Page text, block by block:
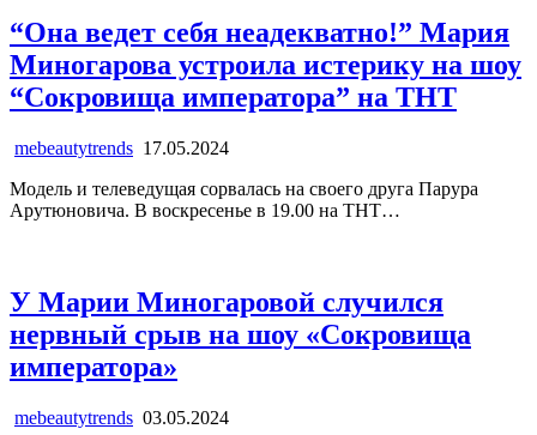
“Она ведет себя неадекватно!” Мария
Миногарова устроила истерику на шоу
“Сокровища императора” на ТНТ
mebeautytrends 17.05.2024
Модель и телеведущая сорвалась на своего друга Парура
Арутюновича. В воскресенье в 19.00 на ТНТ…
У Марии Миногаровой случился
нервный срыв на шоу «Сокровища
императора»
mebeautytrends 03.05.2024